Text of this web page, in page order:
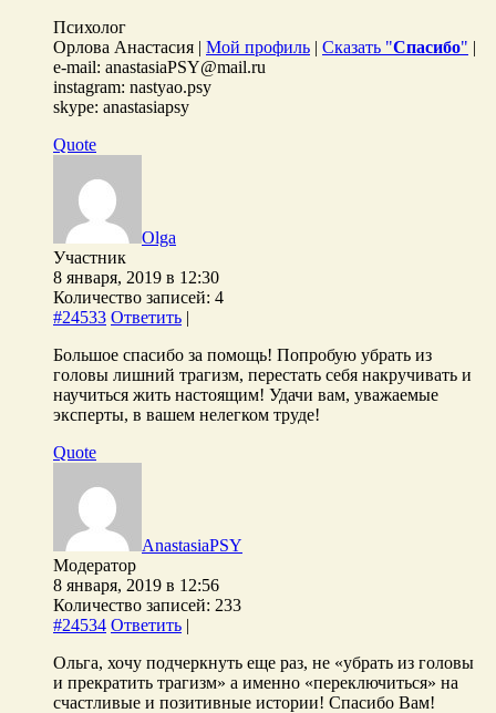
Психолог
Орлова Анастасия | Мой профиль | Сказать "Спасибо" |
e-mail: anastasiaPSY@mail.ru
instagram: nastyao.psy
skype: anastasiapsy
Quote
Olga
Участник
8 января, 2019 в 12:30
Количество записей: 4
#24533 Ответить |
Большое спасибо за помощь! Попробую убрать из
головы лишний трагизм, перестать себя накручивать и
научиться жить настоящим! Удачи вам, уважаемые
эксперты, в вашем нелегком труде!
Quote
AnastasiaPSY
Модератор
8 января, 2019 в 12:56
Количество записей: 233
#24534 Ответить |
Ольга, хочу подчеркнуть еще раз, не «убрать из головы
и прекратить трагизм» а именно «переключиться» на
счастливые и позитивные истории! Спасибо Вам!